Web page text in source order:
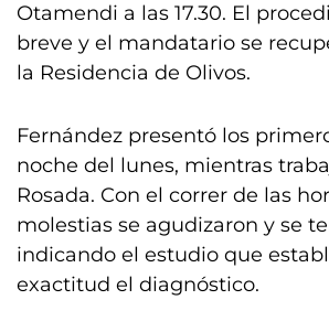
Otamendi a las 17.30. El
breve y el mandatario se
la Residencia de Olivos.
Fernández presentó los
noche del lunes, mientras
Rosada. Con el correr de las
molestias se agudizaron y se
indicando el estudio que
exactitud el diagnóstico.